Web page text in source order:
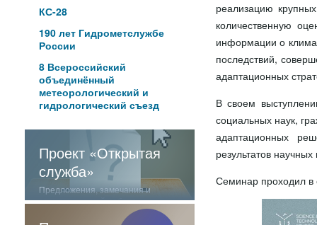
КС-28
190 лет Гидрометслужбе
России
8 Всероссийский
объединённый
метеорологический и
гидрологический съезд
Проект «Открытая
служба»
Предложения, замечания и
отзывы о нашей работе
реализацию
количественную
информации о
последствий,
адаптационных
В своем
социальных наук,
адаптационных
результатов
Семинар проходил в